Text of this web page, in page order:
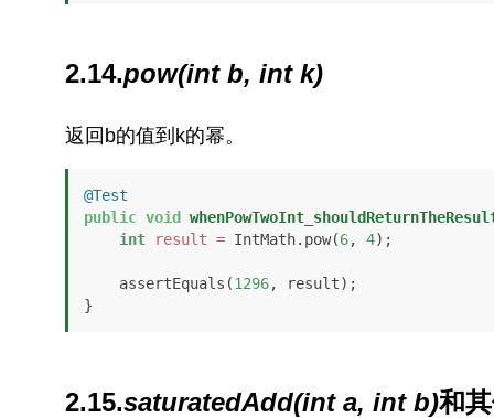
2.14.pow(int b, int k)
返回b的值到k的幂。
@Test
public void
int
result = IntMath.pow(6, 4);
    assertEquals(
1296, result);
}
2.15.saturatedAdd(int a, int b)和